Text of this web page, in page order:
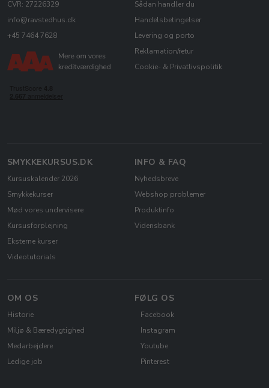
CVR: 27226329
info@ravstedhus.dk
+45 7464 7628
Sådan handler du
Handelsbetingelser
Levering og porto
Reklamation/retur
Cookie- & Privatlivspolitik
SMYKKEKURSUS.DK
Kursuskalender 2026
Smykkekurser
Mød vores undervisere
Kursusforplejning
Eksterne kurser
Videotutorials
INFO & FAQ
Nyhedsbreve
Webshop problemer
Produktinfo
Vidensbank
OM OS
Historie
Miljø & Bæredygtighed
Medarbejdere
Ledige job
FØLG OS
Facebook
Instagram
Youtube
Pinterest